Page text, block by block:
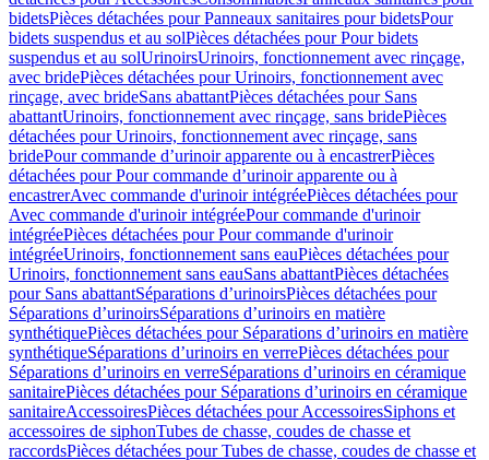
bidetsPièces détachées pour Panneaux sanitaires pour bidetsPour
bidets suspendus et au solPièces détachées pour Pour bidets
suspendus et au solUrinoirsUrinoirs, fonctionnement avec rinçage,
avec bridePièces détachées pour Urinoirs, fonctionnement avec
rinçage, avec brideSans abattantPièces détachées pour Sans
abattantUrinoirs, fonctionnement avec rinçage, sans bridePièces
détachées pour Urinoirs, fonctionnement avec rinçage, sans
bridePour commande d’urinoir apparente ou à encastrerPièces
détachées pour Pour commande d’urinoir apparente ou à
encastrerAvec commande d'urinoir intégréePièces détachées pour
Avec commande d'urinoir intégréePour commande d'urinoir
intégréePièces détachées pour Pour commande d'urinoir
intégréeUrinoirs, fonctionnement sans eauPièces détachées pour
Urinoirs, fonctionnement sans eauSans abattantPièces détachées
pour Sans abattantSéparations d’urinoirsPièces détachées pour
Séparations d’urinoirsSéparations d’urinoirs en matière
synthétiquePièces détachées pour Séparations d’urinoirs en matière
synthétiqueSéparations d’urinoirs en verrePièces détachées pour
Séparations d’urinoirs en verreSéparations d’urinoirs en céramique
sanitairePièces détachées pour Séparations d’urinoirs en céramique
sanitaireAccessoiresPièces détachées pour AccessoiresSiphons et
accessoires de siphonTubes de chasse, coudes de chasse et
raccordsPièces détachées pour Tubes de chasse, coudes de chasse et